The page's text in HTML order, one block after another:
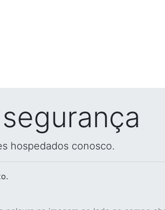
hospedados conosco.